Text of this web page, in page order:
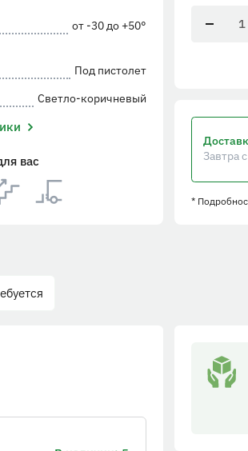
от -30 до +50°
Под пистолет
Светло-коричневый
вас
Завтра
*